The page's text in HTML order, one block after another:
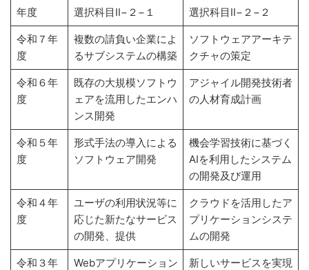
年度 選択科目Ⅱ−２−１ 選択科目Ⅱ−２−２
令和７年
度
複数の請負い企業によ
るサブシステムの構築
ソフトウェアアーキテ
クチャの策定
令和６年
度
既存の大規模ソフトウ
ェアを流用したエンハ
ンス開発
アジャイル開発技術者
の人材育成計画
令和５年
度
形式手法の導入による
ソフトウェア開発
機会学習技術に基づく
AIを利用したシステム
の開発及び運用
令和４年
度
ユーザの利用状況等に
応じた新たなサービス
の開発、提供
クラウドを活用したア
プリケーションシステ
ムの開発
令和３年
Webアプリケーション
新しいサービスを実現